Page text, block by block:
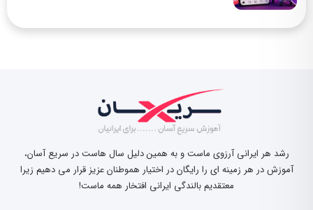
رشد هر ایرانی آرزوی ماست و به همین دلیل سال هاست در سریع آسان،
آموزش در هر زمینه ای را رایگان در اختیار هموطنان عزیز قرار می دهیم زیرا
معتقدیم بالندگی ایرانی افتخار همه ماست!